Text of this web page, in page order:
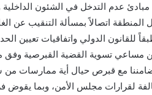
عدم التدخل في الشئون الداخلية
المنطقة اتصالاً بمسألة التنقيب عن
للقانون الدولي واتفاقيات تعيين
تسوية القضية القبرصية وفق
مع قبرص حيال أية ممارسات من
لقرارات مجلس الأمن، وبما